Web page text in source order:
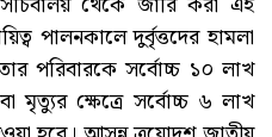
পালনকালে দুর্বৃত্তদের হামলা
পরিবারকে সর্বোচ্চ ১০ লাখ
মৃত্যুর ক্ষেত্রে সর্বোচ্চ ৬ লাখ